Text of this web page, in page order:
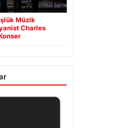
Müzik
Charles